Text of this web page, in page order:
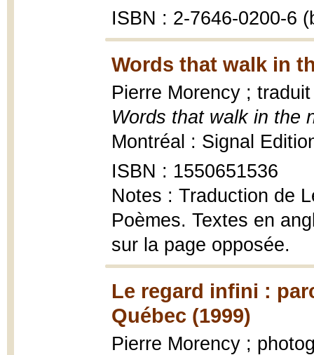
ISBN : 2-7646-0200-6
Words that walk in
Pierre Morency ;
Words that walk in the
Montréal : Signal
ISBN : 1550651536
Notes : Traduction de
Poèmes. Textes en
sur la page opposée.
Le regard infini :
Québec (1999)
Pierre Morency ;